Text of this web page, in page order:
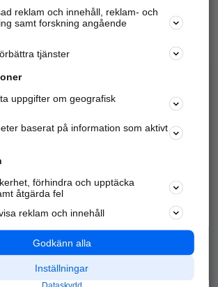
adresser, företagsinfo mm.
Marknadsför företaget
Kom igång och annonsera mot
samarbetspartners nära dig.
Populära sökningar
Annonsera
Integritet
Nödnummer
reklam och innehåll, reklam- och
samt forskning angående
tjänster
uppgifter om geografisk
baserat på information som aktivt
förhindra och upptäcka
åtgärda fel
reklam och innehåll
Godkänn alla
Inställningar
Dataskydd